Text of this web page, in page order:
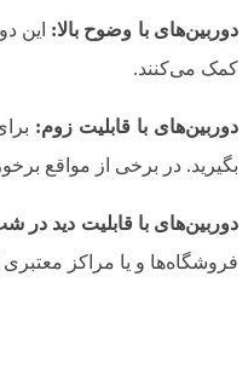
دوربین‌های با وضوح بالا:
کمک می‌کنند.
دوربین‌های با قابلیت زوم:
بگیرید. در برخی از مواقع
دوربین‌های با قابلیت دید در
فروشگاه‌ها و یا مراکز